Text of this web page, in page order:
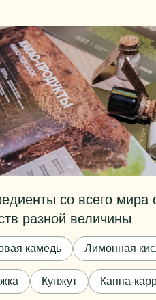
со всего мира
разной величины
камедь Лимонная
Кунжут Каппа-